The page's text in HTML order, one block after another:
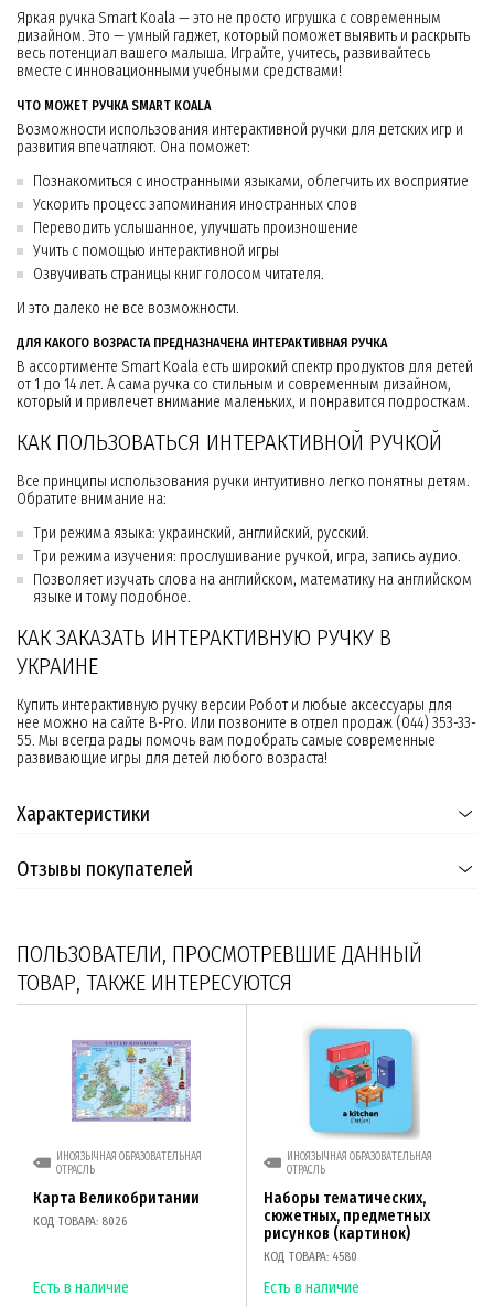
Яркая ручка Smart Koala — это не просто игрушка с современным
дизайном. Это — умный гаджет, который поможет выявить и раскрыть
весь потенциал вашего малыша. Играйте, учитесь, развивайтесь
вместе с инновационными учебными средствами!
ЧТО МОЖЕТ РУЧКА SMART KOALA
Возможности использования интерактивной ручки для детских игр и
развития впечатляют. Она поможет:
Познакомиться с иностранными языками, облегчить их восприятие
Ускорить процесс запоминания иностранных слов
Переводить услышанное, улучшать произношение
Учить с помощью интерактивной игры
Озвучивать страницы книг голосом читателя.
И это далеко не все возможности.
ДЛЯ КАКОГО ВОЗРАСТА ПРЕДНАЗНАЧЕНА ИНТЕРАКТИВНАЯ РУЧКА
В ассортименте Smart Koala есть широкий спектр продуктов для детей
от 1 до 14 лет. А сама ручка со стильным и современным дизайном,
который и привлечет внимание маленьких, и понравится подросткам.
КАК ПОЛЬЗОВАТЬСЯ ИНТЕРАКТИВНОЙ РУЧКОЙ
Все принципы использования ручки интуитивно легко понятны детям.
Обратите внимание на:
Три режима языка: украинский, английский, русский.
Три режима изучения: прослушивание ручкой, игра, запись аудио.
Позволяет изучать слова на английском, математику на английском
языке и тому подобное.
КАК ЗАКАЗАТЬ ИНТЕРАКТИВНУЮ РУЧКУ В
УКРАИНЕ
Купить интерактивную ручку версии Робот и любые аксессуары для
нее можно на сайте B-Pro. Или позвоните в отдел продаж (044) 353-33-
55. Мы всегда рады помочь вам подобрать самые современные
развивающие игры для детей любого возраста!
Характеристики
Отзывы покупателей
ПОЛЬЗОВАТЕЛИ, ПРОСМОТРЕВШИЕ ДАННЫЙ
ТОВАР, ТАКЖЕ ИНТЕРЕСУЮТСЯ
ИНОЯЗЫЧНАЯ ОБРАЗОВАТЕЛЬНАЯ
ОТРАСЛЬ
Карта Великобритании
КОД ТОВАРА: 8026
Есть в наличие
ИНОЯЗЫЧНАЯ ОБРАЗОВАТЕЛЬНАЯ
ОТРАСЛЬ
Наборы тематических,
сюжетных, предметных
рисунков (картинок)
КОД ТОВАРА: 4580
Есть в наличие